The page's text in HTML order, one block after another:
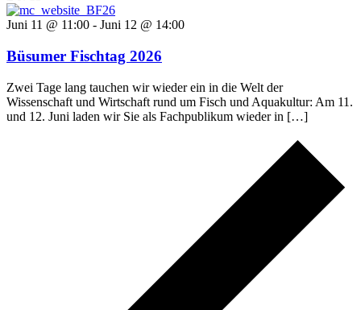
Juni 11 @ 11:00 - Juni 12 @ 14:00
Büsumer Fischtag 2026
Zwei Tage lang tauchen wir wieder ein in die Welt der
Wissenschaft und Wirtschaft rund um Fisch und Aquakultur: Am 11.
und 12. Juni laden wir Sie als Fachpublikum wieder in […]